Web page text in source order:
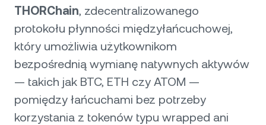
THORChain, zdecentralizowanego
protokołu płynności międzyłańcuchowej,
który umożliwia użytkownikom
bezpośrednią wymianę natywnych aktywów
— takich jak BTC, ETH czy ATOM —
pomiędzy łańcuchami bez potrzeby
korzystania z tokenów typu wrapped ani